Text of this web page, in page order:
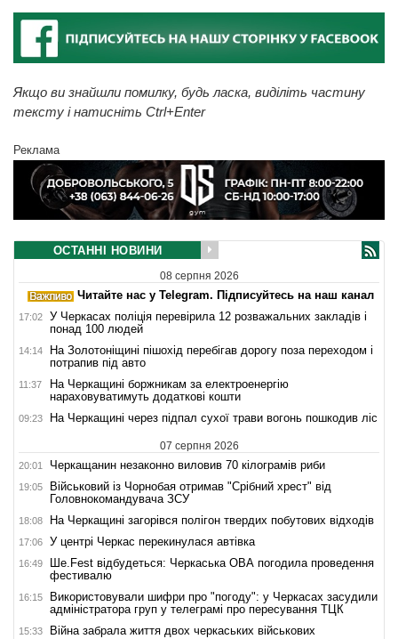
Якщо ви знайшли помилку, будь ласка, виділіть частину
тексту і натисніть Ctrl+Enter
Реклама
ОСТАННІ НОВИНИ
08 серпня 2026
Читайте нас у Telegram. Підписуйтесь на наш канал
17:02
У Черкасах поліція перевірила 12 розважальних закладів і
понад 100 людей
14:14
На Золотоніщині пішохід перебігав дорогу поза переходом і
потрапив під авто
11:37
На Черкащині боржникам за електроенергію
нараховуватимуть додаткові кошти
09:23 На Черкащині через підпал сухої трави вогонь пошкодив ліс
07 серпня 2026
20:01 Черкащанин незаконно виловив 70 кілограмів риби
19:05
Військовий із Чорнобая отримав "Срібний хрест" від
Головнокомандувача ЗСУ
18:08 На Черкащині загорівся полігон твердих побутових відходів
17:06 У центрі Черкас перекинулася автівка
16:49
Ше.Fest відбудеться: Черкаська ОВА погодила проведення
фестивалю
16:15
Використовували шифри про "погоду": у Черкасах засудили
адміністратора груп у телеграмі про пересування ТЦК
15:33 Війна забрала життя двох черкаських військових